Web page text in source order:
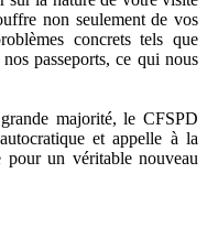
non seulement de vos
concrets tels que
passeports, ce qui nous
majorité, le CFSPD
et appelle à la
pour un véritable nouveau